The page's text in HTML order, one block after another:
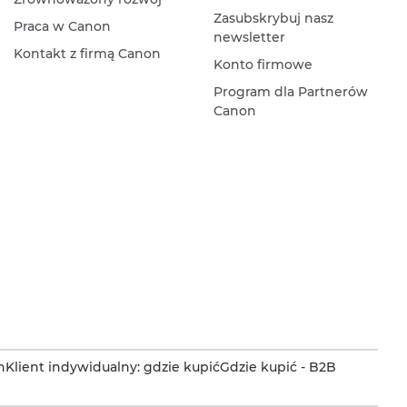
Praca w Canon
Kontakt z firmą Canon
Zasubskrybuj nasz
newsletter
Konto firmowe
Program dla Partnerów
Canon
Klient indywidualny: gdzie kupićGdzie kupić - B2B